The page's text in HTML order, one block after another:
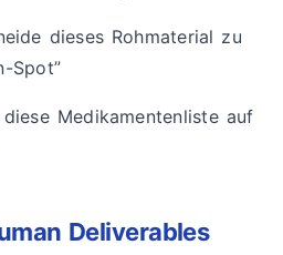
dieses Rohmaterial zu
Spot”
diese Medikamentenliste auf
Deliverables